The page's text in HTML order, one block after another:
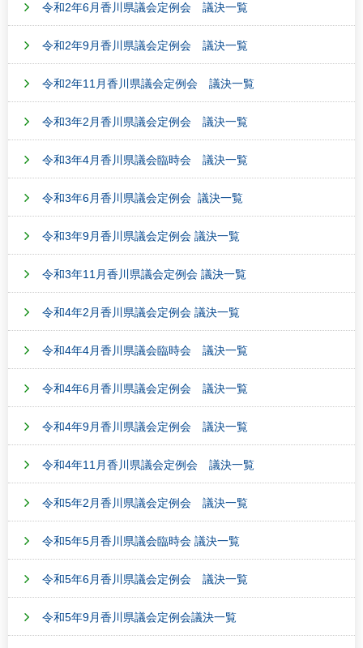
令和2年6月香川県議会定例会 議決一覧
令和2年9月香川県議会定例会 議決一覧
令和2年11月香川県議会定例会 議決一覧
令和3年2月香川県議会定例会 議決一覧
令和3年4月香川県議会臨時会 議決一覧
令和3年6月香川県議会定例会 議決一覧
令和3年9月香川県議会定例会 議決一覧
令和3年11月香川県議会定例会 議決一覧
令和4年2月香川県議会定例会 議決一覧
令和4年4月香川県議会臨時会 議決一覧
令和4年6月香川県議会定例会 議決一覧
令和4年9月香川県議会定例会 議決一覧
令和4年11月香川県議会定例会 議決一覧
令和5年2月香川県議会定例会 議決一覧
令和5年5月香川県議会臨時会 議決一覧
令和5年6月香川県議会定例会 議決一覧
令和5年9月香川県議会定例会議決一覧